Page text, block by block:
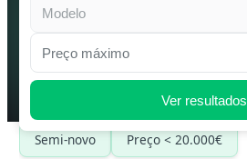
Modelo
Preço máximo
Ver resultados
Semi-novo Preço < 20.000€